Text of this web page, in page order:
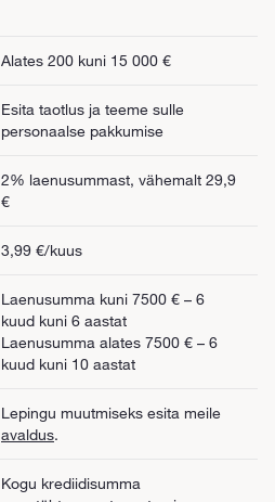
Alates 200 kuni 15 000 €
Esita taotlus ja teeme sulle
personaalse pakkumise
2% laenusummast, vähemalt 29,9
€
3,99 €/kuus
Laenusumma kuni 7500 € – 6
kuud kuni 6 aastat
Laenusumma alates 7500 € – 6
kuud kuni 10 aastat
Lepingu muutmiseks esita meile
avaldus.
Kogu krediidisumma